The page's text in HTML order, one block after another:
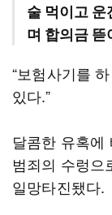
술 먹이고 운
며 합의금 뜯
“보험사기를
있다.”
달콤한 유혹에
범죄의 수렁으
일망타진됐다.